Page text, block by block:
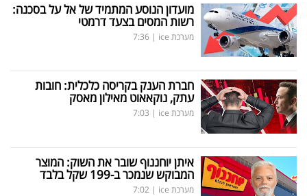
מועדון הנוסע המתמיד של אל על בסכנה:
רשות המסים בצעד דרמטי
מערכת ice |
7:36
חברת הענק בקריסה כלכלית: חובות
עתק, נוקאאוט מאילון מאסק
מערכת ice |
7:03
איתן יוחננוף שובר את השוק: המוצר
המבוקש שנמכר ב-199 שקל בלבד
מערכת ice |
7:02